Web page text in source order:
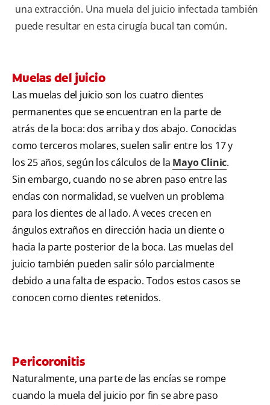
una extracción. Una muela del juicio infectada también
puede resultar en esta cirugía bucal tan común.
Muelas del juicio
Las muelas del juicio son los cuatro dientes
permanentes que se encuentran en la parte de
atrás de la boca: dos arriba y dos abajo. Conocidas
como terceros molares, suelen salir entre los 17 y
los 25 años, según los cálculos de la Mayo Clinic.
Sin embargo, cuando no se abren paso entre las
encías con normalidad, se vuelven un problema
para los dientes de al lado. A veces crecen en
ángulos extraños en dirección hacia un diente o
hacia la parte posterior de la boca. Las muelas del
juicio también pueden salir sólo parcialmente
debido a una falta de espacio. Todos estos casos se
conocen como dientes retenidos.
Pericoronitis
Naturalmente, una parte de las encías se rompe
cuando la muela del juicio por fin se abre paso